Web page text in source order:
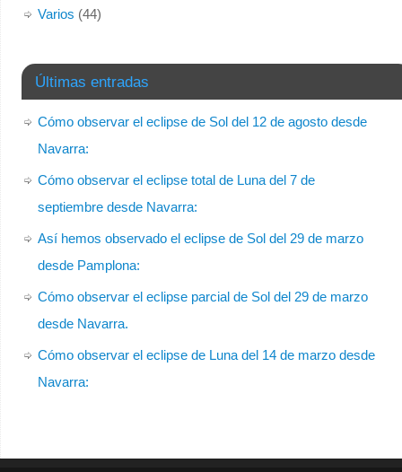
Varios (44)
Últimas entradas
Cómo observar el eclipse de Sol del 12 de agosto desde
Navarra:
Cómo observar el eclipse total de Luna del 7 de
septiembre desde Navarra:
Así hemos observado el eclipse de Sol del 29 de marzo
desde Pamplona:
Cómo observar el eclipse parcial de Sol del 29 de marzo
desde Navarra.
Cómo observar el eclipse de Luna del 14 de marzo desde
Navarra: